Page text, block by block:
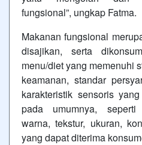
fungsional”, ungkap Fatma.
Makanan fungsional
disajikan, serta
menu/diet yang memenuhi
keamanan, standar
karakteristik sensoris
pada umumnya, seperti
warna, tekstur, ukuran,
yang dapat diterima